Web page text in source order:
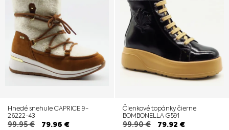
Hnedé snehule CAPRICE 9-
26222-43
99.95€ 79.96 €
Členkové topánky čierne
BOMBONELLA G591
99.90€ 79.92 €